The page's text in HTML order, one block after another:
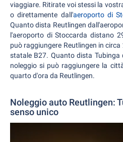
viaggiare. Ritirate voi stessi la
o direttamente dall'aeroporto di
Quanto dista Reutlingen
l'aeroporto di Stoccarda distano
può raggiungere Reutlingen in
statale B27. Quanto dista Tubinga
noleggio si può raggiungere la
quarto d'ora da Reutlingen.
Noleggio auto Reutlingen:
senso unico